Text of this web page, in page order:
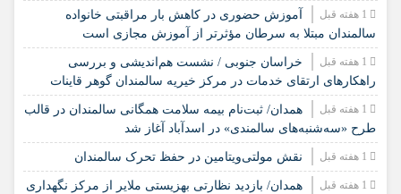
آموزش حضوری در کاهش بار مراقبتی خانواده
سالمندان مبتلا به سرطان مؤثرتر از آموزش مجازی است
خراسان جنوبی / نشست هم‌اندیشی و بررسی
راهکارهای ارتقای خدمات در مرکز خیریه سالمندان گوهر قاینات
همدان/ ثبت‌نام بیمه سلامت همگانی سالمندان در قالب
طرح «سه‌شنبه‌های سالمندی» در اسدآباد آغاز شد
نقش مولتی‌ویتامین در حفظ تحرک سالمندان
همدان/ بازدید نظارتی بهزیستی ملایر از مرکز نگهداری